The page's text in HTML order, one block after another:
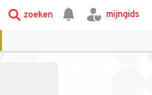
zoeken mijngids